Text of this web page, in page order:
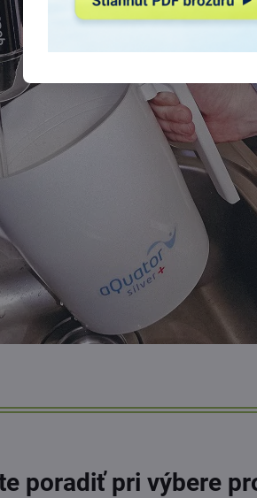
poradiť pri výbere